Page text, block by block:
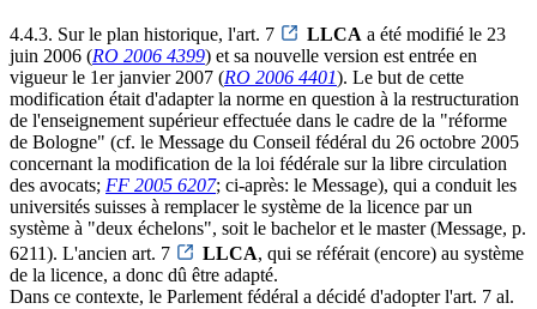
4.4.3. Sur le plan historique, l'art. 7 LLCA a été modifié le 23
juin 2006 (RO 2006 4399) et sa nouvelle version est entrée en
vigueur le 1er janvier 2007 (RO 2006 4401). Le but de cette
modification était d'adapter la norme en question à la restructuration
de l'enseignement supérieur effectuée dans le cadre de la "réforme
de Bologne" (cf. le Message du Conseil fédéral du 26 octobre 2005
concernant la modification de la loi fédérale sur la libre circulation
des avocats; FF 2005 6207; ci-après: le Message), qui a conduit les
universités suisses à remplacer le système de la licence par un
système à "deux échelons", soit le bachelor et le master (Message, p.
6211). L'ancien art. 7
LLCA, qui se référait (encore) au système
de la licence, a donc dû être adapté.
Dans ce contexte, le Parlement fédéral a décidé d'adopter l'art. 7 al.